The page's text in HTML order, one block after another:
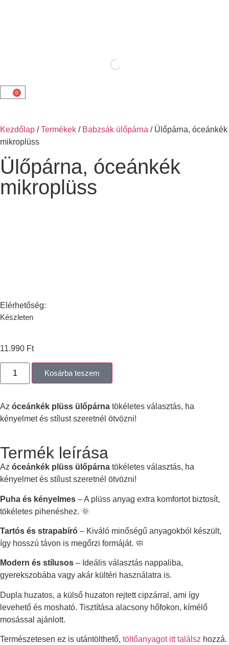
0
Kezdőlap /Termékek / Babzsák ülőpárna / Ülőpárna, óceánkék
mikroplüss
Ülőpárna, óceánkék
mikroplüss
Elérhetőség:
Készleten
11.990 Ft
Kosárba teszem
Az óceánkék plüss ülőpárna tökéletes választás, ha
kényelmet és stílust szeretnél ötvözni!
Termék leírása
Az óceánkék plüss ülőpárna tökéletes választás, ha
kényelmet és stílust szeretnél ötvözni!
Puha és kényelmes – A plüss anyag extra komfortot biztosít,
tökéletes pihenéshez. 🌞
Tartós és strapabíró – Kiváló minőségű anyagokból készült,
így hosszú távon is megőrzi formáját. 🧼
Modern és stílusos – Ideális választás nappaliba,
gyerekszobába vagy akár kültéri használatra is.
Dupla huzatos, a külső huzaton rejtett cipzárral, ami így
levehető és mosható. Tisztítása alacsony hőfokon, kímélő
mosással ajánlott.
Természetesen ez is utántölthető, töltőanyagot itt találsz hozzá.